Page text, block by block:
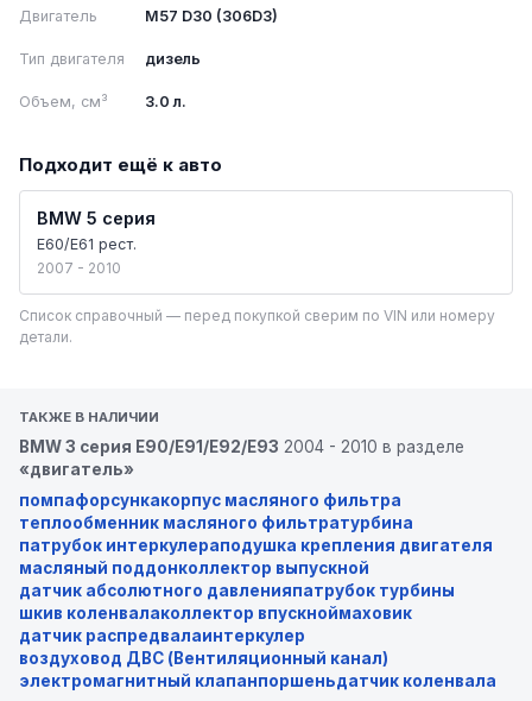
Двигатель M57 D30 (306D3)
Тип двигателя дизель
Объем, см³ 3.0 л.
Подходит ещё к авто
BMW 5 серия
E60/E61 рест.
2007 - 2010
Список справочный — перед покупкой сверим по VIN или номеру
детали.
ТАКЖЕ В НАЛИЧИИ
BMW 3 серия E90/E91/E92/E93 2004 - 2010 в разделе
«двигатель»
помпафорсункакорпус масляного фильтра
теплообменник масляного фильтратурбина
патрубок интеркулераподушка крепления двигателя
масляный поддонколлектор выпускной
датчик абсолютного давленияпатрубок турбины
шкив коленвалаколлектор впускноймаховик
датчик распредвалаинтеркулер
воздуховод ДВС (Вентиляционный канал)
электромагнитный клапанпоршеньдатчик коленвала